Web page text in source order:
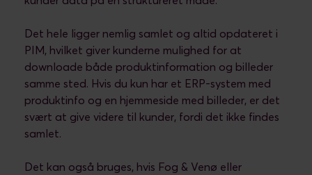
Det hele ligger nemlig samlet og altid opdateret i
PIM, hvilket giver kunderne mulighed for at
downloade både produktinformation og billeder
samme sted. Hvis du kun har et ERP-system med
produktinfo og en hjemmeside med billeder, er det
svært at give videre til kunder, fordi det ikke findes
samlet.
Det kan også bruges, hvis Fog & Venø eller